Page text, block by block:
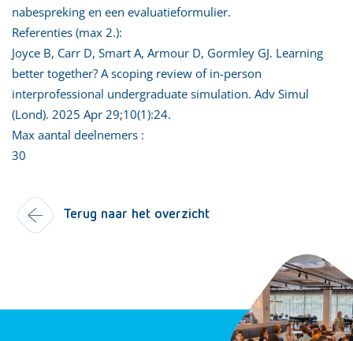
nabespreking en een evaluatieformulier.
Referenties (max 2.):
Joyce B, Carr D, Smart A, Armour D, Gormley GJ. Learning
better together? A scoping review of in-person
interprofessional undergraduate simulation. Adv Simul
(Lond). 2025 Apr 29;10(1):24.
Max aantal deelnemers :
30
Terug naar het overzicht